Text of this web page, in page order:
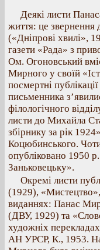
Деякі листи
життя: це звернення
(«Дніпрові хвилі»,
газети «Рада» з
Ом. Огоновський
Мирного у своїй
посмертні
письменника
філологічного
листи до Михайла
збірнику за рік
Коцюбинського.
опубліковано 1950
Заньковецьку».
Окремі листи
(1929),
виданнях: Панас
(ДВУ, 1929) та
художніх
АН УРСР, К., 1953.